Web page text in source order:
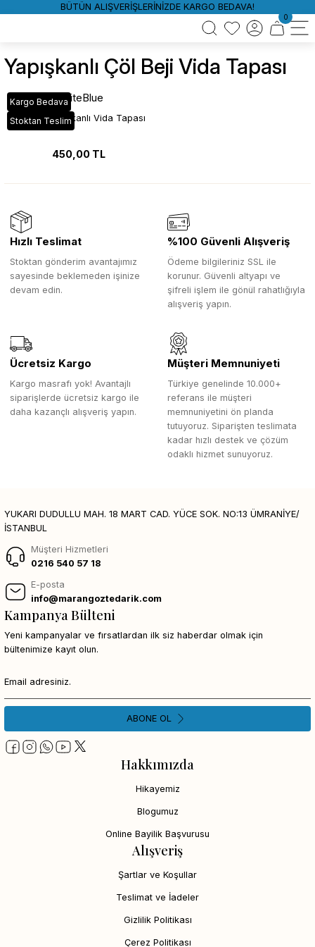
BÜTÜN ALIŞVERİŞLERİNİZDE KARGO BEDAVA!
0
Yapışkanlı Çöl Beji Vida Tapası
Kargo Bedava
Stoktan Teslim
WhiteBlue
Çöl Beji Yapışkanlı Vida Tapası
450,00 TL
Hızlı Teslimat
Stoktan gönderim avantajımız
sayesinde beklemeden işinize
devam edin.
%100 Güvenli Alışveriş
Ödeme bilgileriniz SSL ile
korunur. Güvenli altyapı ve
şifreli işlem ile gönül rahatlığıyla
alışveriş yapın.
Ücretsiz Kargo
Kargo masrafı yok! Avantajlı
siparişlerde ücretsiz kargo ile
daha kazançlı alışveriş yapın.
Müşteri Memnuniyeti
Türkiye genelinde 10.000+
referans ile müşteri
memnuniyetini ön planda
tutuyoruz. Siparişten teslimata
kadar hızlı destek ve çözüm
odaklı hizmet sunuyoruz.
YUKARI DUDULLU MAH. 18 MART CAD. YÜCE SOK. NO:13 ÜMRANİYE/
İSTANBUL
Müşteri Hizmetleri
0216 540 57 18
E-posta
info@marangoztedarik.com
Hakkımızda
Hikayemiz
Blogumuz
Online Bayilik Başvurusu
Alışveriş
Şartlar ve Koşullar
Teslimat ve İadeler
Gizlilik Politikası
Çerez Politikası
Kampanya Bülteni
Yeni kampanyalar ve fırsatlardan ilk siz haberdar olmak için
bültenimize kayıt olun.
ABONE OL